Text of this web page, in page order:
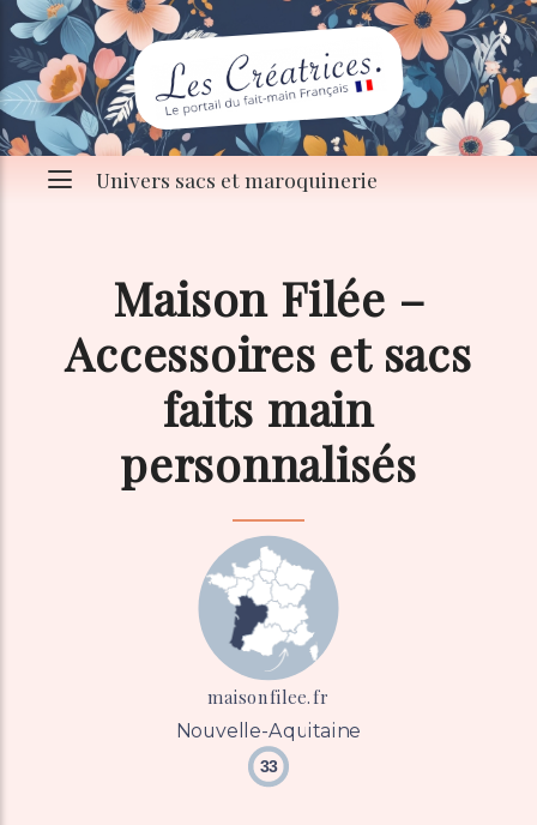
Univers sacs et maroquinerie
Maison Filée –
Accessoires et sacs
faits main
personnalisés
maisonfilee.fr
Nouvelle-Aquitaine
33